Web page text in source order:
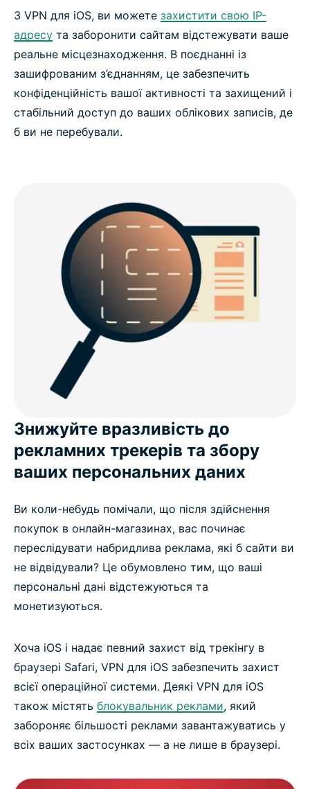
З VPN для iOS, ви можете захистити свою IP-
адресу та заборонити сайтам відстежувати ваше
реальне місцезнаходження. В поєднанні із
зашифрованим з’єднанням, це забезпечить
конфіденційність вашої активності та захищений і
стабільний доступ до ваших облікових записів, де
б ви не перебували.
Знижуйте вразливість до
рекламних трекерів та збору
ваших персональних даних
Ви коли-небудь помічали, що після здійснення
покупок в онлайн-магазинах, вас починає
переслідувати набридлива реклама, які б сайти ви
не відвідували? Це обумовлено тим, що ваші
персональні дані відстежуються та
монетизуються.
Хоча iOS і надає певний захист від трекінгу в
браузері Safari, VPN для iOS забезпечить захист
всієї операційної системи. Деякі VPN для iOS
також містять блокувальник реклами, який
забороняє більшості реклами завантажуватись у
всіх ваших застосунках — а не лише в браузері.